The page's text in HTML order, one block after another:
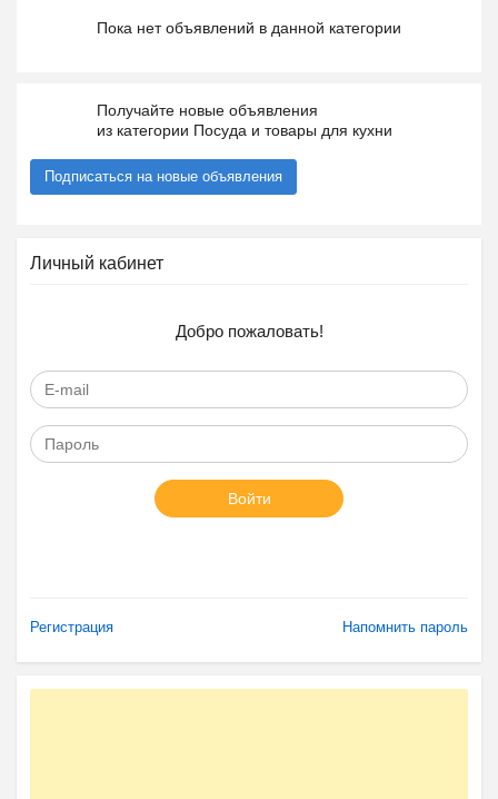
Пока нет объявлений в данной категории
Получайте новые объявления
из категории Посуда и товары для кухни
Подписаться на новые объявления
Личный кабинет
Добро пожаловать!
Войти
Регистрация Напомнить пароль